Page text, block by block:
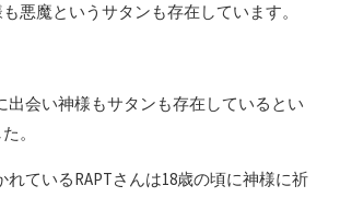
悪魔というサタンも存在しています。
出会い神様もサタンも存在しているとい
。
れているRAPTさんは18歳の頃に神様に祈